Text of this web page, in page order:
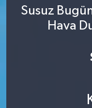
Susuz
Hava
Süper Lig Puan